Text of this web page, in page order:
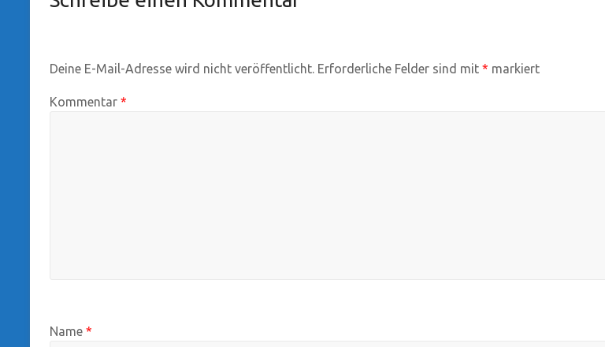
Deine E-Mail-Adresse wird nicht veröffentlicht. Erforderliche Felder sind mit * markiert
Kommentar *
Name *